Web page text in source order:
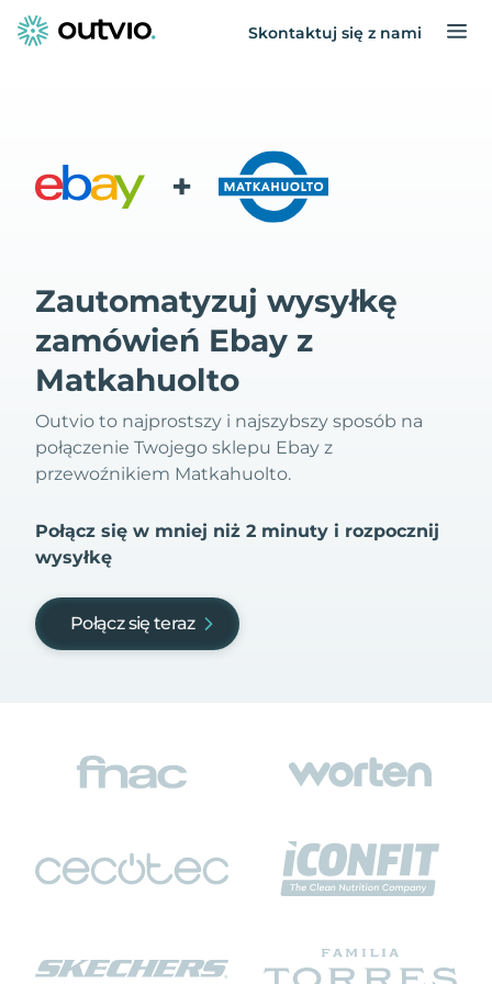
Skontaktuj się z nami
+
Zautomatyzuj wysyłkę
zamówień Ebay z
Matkahuolto
Outvio to najprostszy i najszybszy sposób na
połączenie Twojego sklepu Ebay z
przewoźnikiem Matkahuolto.
Połącz się w mniej niż 2 minuty i rozpocznij
wysyłkę
Połącz się teraz